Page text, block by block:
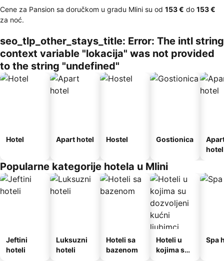
Cene za Pansion sa doručkom u gradu Mlini su od ‎153 € do ‎153 €
za noć.
seo_tlp_other_stays_title: Error: The intl string
context variable "lokacija" was not provided
to the string "undefined"
Hotel Apart hotel Hostel Gostionica
hotel
Popularne kategorije hotela u Mlini
Jeftini
hoteli
Luksuzni
hoteli
Hoteli sa
bazenom
Hoteli u
kojima su
Spa